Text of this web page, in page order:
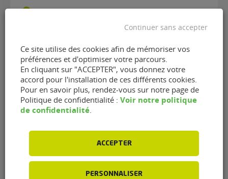
Contacter le garage SEC de
Parçay-Meslay (37210)
Nom(Nécessaire)
Ce site utilise des cookies afin de mémoriser vos
préférences et d'optimiser votre parcours.
En cliquant sur "ACCEPTER", vous donnez votre
accord pour l'installation de ces différents cookies.
Pour en savoir plus, rendez-vous sur notre page de
Politique de confidentialité : Voir notre politique
de confidentialité
ACCEPTER
PERSONNALISER
Continuer sans accepter